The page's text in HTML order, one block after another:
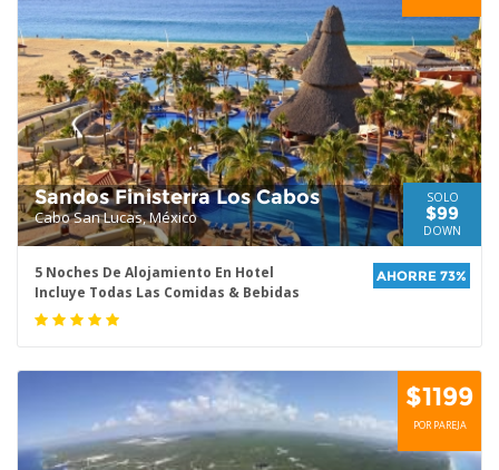
Sandos Finisterra Los Cabos
Cabo San Lucas, México
SOLO
$99
DOWN
5 Noches De Alojamiento En Hotel
Incluye Todas Las Comidas & Bebidas
AHORRE 73%
$1199
POR PAREJA